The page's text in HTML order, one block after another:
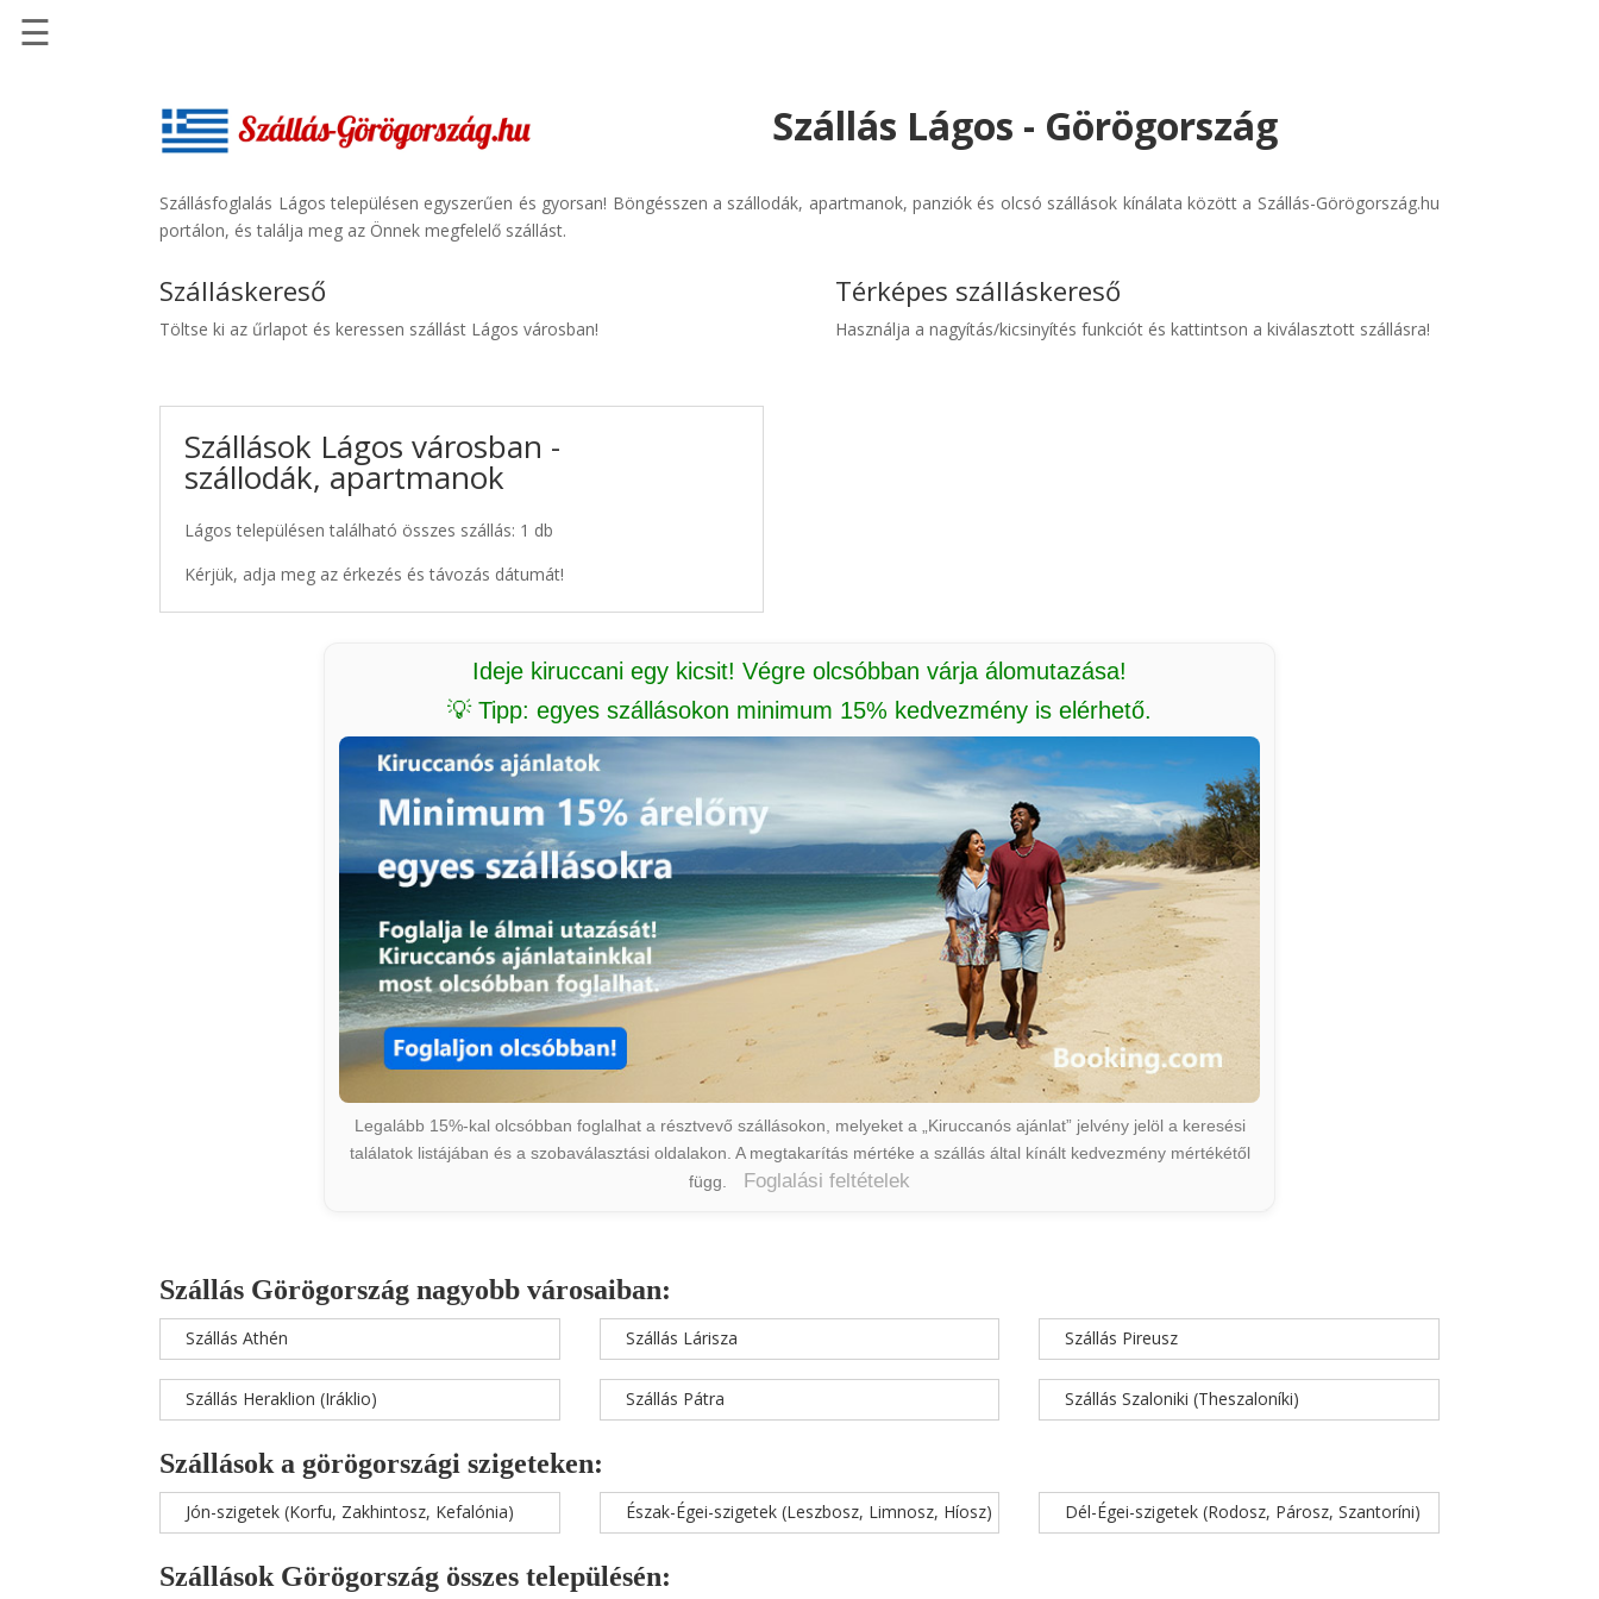
Szállásinfo.eu
Repülőjegy
Autóbérlés
☰
Szállás Lágos - Görögország
Szállásfoglalás Lágos településen egyszerűen és gyorsan! Böngésszen a szállodák, apartmanok, panziók és olcsó szállások kínálata között a Szállás-Görögország.hu
portálon, és találja meg az Önnek megfelelő szállást.
Szálláskereső
Töltse ki az űrlapot és keressen szállást Lágos városban!
Szállások Lágos városban -
szállodák, apartmanok
Lágos településen található összes szállás: 1 db
Kérjük, adja meg az érkezés és távozás dátumát!
Térképes szálláskereső
Használja a nagyítás/kicsinyítés funkciót és kattintson a kiválasztott szállásra!
Ideje kiruccani egy kicsit! Végre olcsóbban várja álomutazása!
💡 Tipp: egyes szállásokon minimum 15% kedvezmény is elérhető.
Legalább 15%-kal olcsóbban foglalhat a résztvevő szállásokon, melyeket a „Kiruccanós ajánlat” jelvény jelöl a keresési
találatok listájában és a szobaválasztási oldalakon. A megtakarítás mértéke a szállás által kínált kedvezmény mértékétől
függ.
Foglalási feltételek
Szállás Görögország nagyobb városaiban:
Szállás Athén
Szállás Heraklion (Iráklio)
Szállás Lárisza
Szállás Pátra
Szállás Pireusz
Szállás Szaloniki (Theszaloníki)
Szállások a görögországi szigeteken:
Jón-szigetek (Korfu, Zakhintosz, Kefalónia) Észak-Égei-szigetek (Leszbosz, Limnosz, Híosz) Dél-Égei-szigetek (Rodosz, Párosz, Szantoríni)
Szállások Görögország összes településén: